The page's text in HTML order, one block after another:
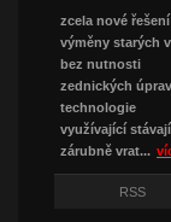
zcela nové řešení
výměny starých
bez nutnosti
zednických úprav
technologie
využívající
zárubně vrat...
RSS